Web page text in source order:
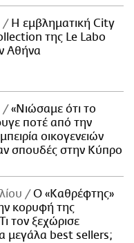
Η εμβληματική City
της Le Labo
Αθήνα
«Νιώσαμε ότι το
ποτέ από την
οικογενειών
σπουδές στην Κύπρο
Ο «Καθρέφτης»
κορυφή της
τον ξεχώρισε
μεγάλα best sellers;